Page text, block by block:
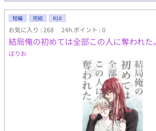
にかかったハンビョルが憎いが、一方で忘れ
な中、最後に1ヵ月だけ一緒に過ごせる機会
ばならないが、夏はためらった。 未練が残っ
短編 完結 R18
お気に入り : 268 24h.ポイント : 0
結局俺の初めては全部この人に奪われた。
ばりお